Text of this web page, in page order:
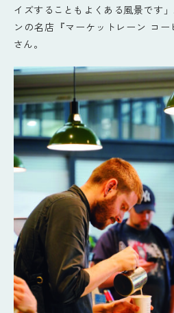
イズすることもよくある風景です
ンの名店『マーケットレーン コ
さん。